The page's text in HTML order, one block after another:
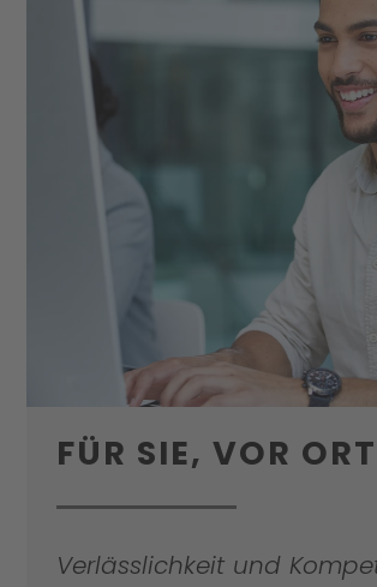
FÜR SIE, VOR ORT
Verlässlichkeit und